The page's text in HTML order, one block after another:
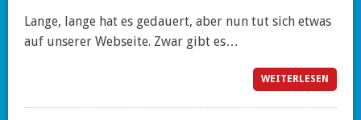
Lange, lange hat es gedauert, aber nun tut sich etwas
auf unserer Webseite. Zwar gibt es…
WEITERLESEN